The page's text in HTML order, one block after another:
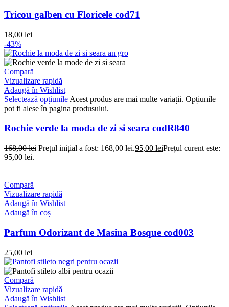
Tricou galben cu Floricele cod71
18,00 lei
-43%
Compară
Vizualizare rapidă
Adaugă în Wishlist
Selectează opțiunile Acest produs are mai multe variații. Opțiunile
pot fi alese în pagina produsului.
Rochie verde la moda de zi si seara codR840
168,00lei Prețul inițial a fost: 168,00 lei.95,00 leiPrețul curent este:
95,00 lei.
Compară
Vizualizare rapidă
Adaugă în Wishlist
Adaugă în coș
Parfum Odorizant de Masina Bosque cod003
25,00 lei
Compară
Vizualizare rapidă
Adaugă în Wishlist